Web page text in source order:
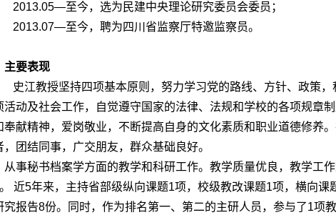
2013.05―至今，选为民建中央理论研究委员会委员；
2013.07―至今，聘为四川省监察厅特邀监察员。
主要表现
史江教授坚持四项基本原则，努力学习党的路线、方针、政策
活动及社会工作，自觉遵守国家的法律、法规和学校的各项规章
奉献精神，爱岗敬业，不断提高自身的文化素质和职业道德修养
，团结同事，广交朋友，群众基础良好。
从事秘书档案学方面的教学和科研工作。教学质量优良，教学工
近5年来，主持省部级纵向课题1项，校级教改课题1项，横向
究报告8份。同时，作为排名第一、第二的主研人员，参与了1项